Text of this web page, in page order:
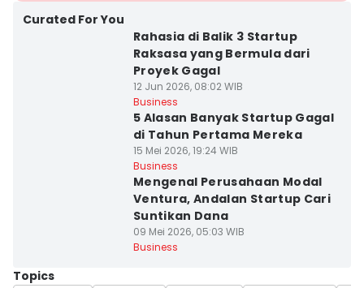
Curated For You
Rahasia di Balik 3 Startup
Raksasa yang Bermula dari
Proyek Gagal
12 Jun 2026, 08:02 WIB
Business
5 Alasan Banyak Startup Gagal
di Tahun Pertama Mereka
15 Mei 2026, 19:24 WIB
Business
Mengenal Perusahaan Modal
Ventura, Andalan Startup Cari
Suntikan Dana
09 Mei 2026, 05:03 WIB
Business
Topics